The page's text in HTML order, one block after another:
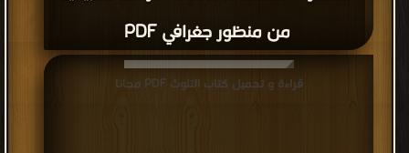
من منظور جغرافي PDF
قراءة و تحميل كتاب التلوث PDF مجانا